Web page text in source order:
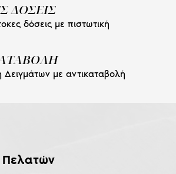
ΔΟΣΕΙΣ
δόσεις με πιστωτική
με αντικαταβολή
Πελατών